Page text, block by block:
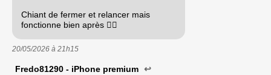
Chiant de fermer et relancer mais
fonctionne bien après 👍🏼
20/05/2026 à 21h15
Fredo81290 - iPhone premium ↩